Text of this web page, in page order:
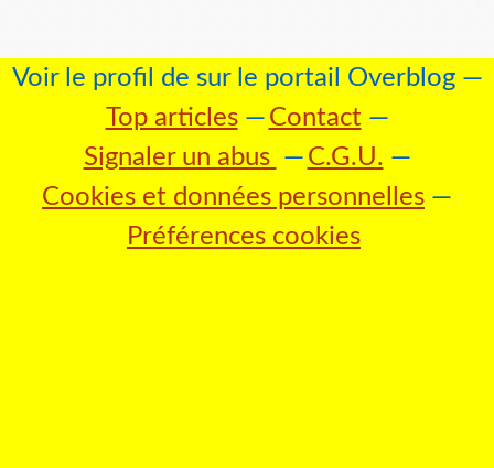
Voir le profil de sur le portail Overblog
Top articles
Contact
Signaler un abus
C.G.U.
Cookies et données personnelles
Préférences cookies